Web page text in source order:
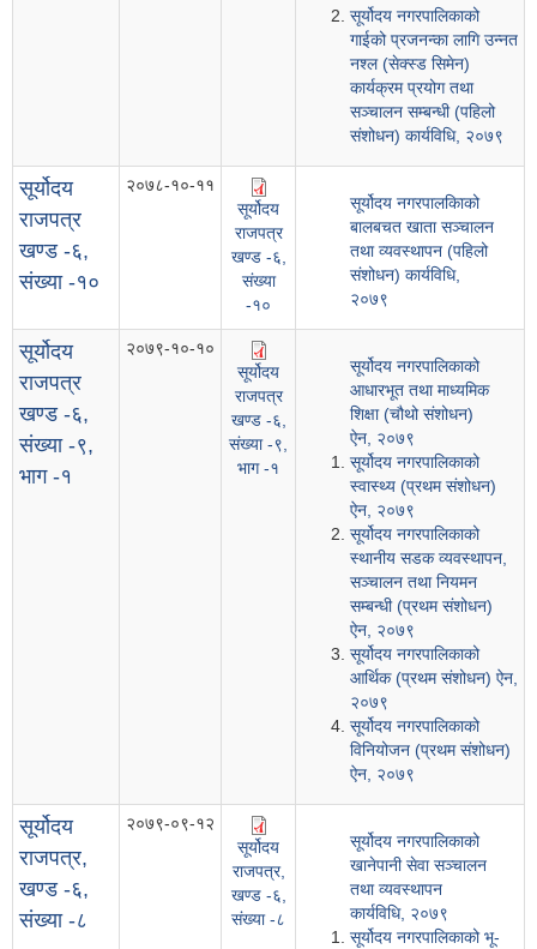
सूर्योदय नगरपालिकाको
गाईको प्रजनन्का लागि उन्नत
नश्ल (सेक्स्ड सिमेन)
कार्यक्रम प्रयोग तथा
सञ्चालन सम्बन्धी (पहिलो
संशोधन) कार्यविधि, २०७९
सूर्योदय
राजपत्र
खण्ड -६,
संख्या -१०
२०७८-१०-११
सूर्योदय
राजपत्र
खण्ड -६,
संख्या
-१०
सूर्योदय नगरपालकिाको
बालबचत खाता सञ्चालन
तथा व्यवस्थापन (पहिलो
संशोधन) कार्यविधि,
२०७९
सूर्योदय
राजपत्र
खण्ड -६,
संख्या -९,
भाग -१
२०७९-१०-१०
सूर्योदय
राजपत्र
खण्ड -६,
संख्या -९,
भाग -१
सूर्योदय नगरपालिकाको
आधारभूत तथा माध्यमिक
शिक्षा (चौथो संशोधन)
ऐन, २०७९
सूर्योदय नगरपालिकाको
स्वास्थ्य (प्रथम संशोधन)
ऐन, २०७९
सूर्योदय नगरपालिकाको
स्थानीय सडक व्यवस्थापन,
सञ्चालन तथा नियमन
सम्बन्धी (प्रथम संशोधन)
ऐन, २०७९
सूर्योदय नगरपालिकाको
आर्थिक (प्रथम संशोधन) ऐन,
२०७९
सूर्योदय नगरपालिकाको
विनियोजन (प्रथम संशोधन)
ऐन, २०७९
सूर्योदय
राजपत्र,
खण्ड -६,
संख्या -८
२०७९-०९-१२
सूर्योदय
राजपत्र,
खण्ड -६,
संख्या -८
सूर्योदय नगरपालिकाको
खानेपानी सेवा सञ्चालन
तथा व्यवस्थापन
कार्यविधि, २०७९
सूर्योदय नगरपालिकाको भू-